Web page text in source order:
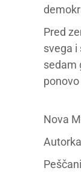
Pred
svega i
sedam
Nova